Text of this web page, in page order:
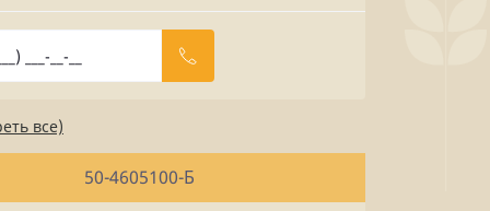
все)
50-4605100-Б